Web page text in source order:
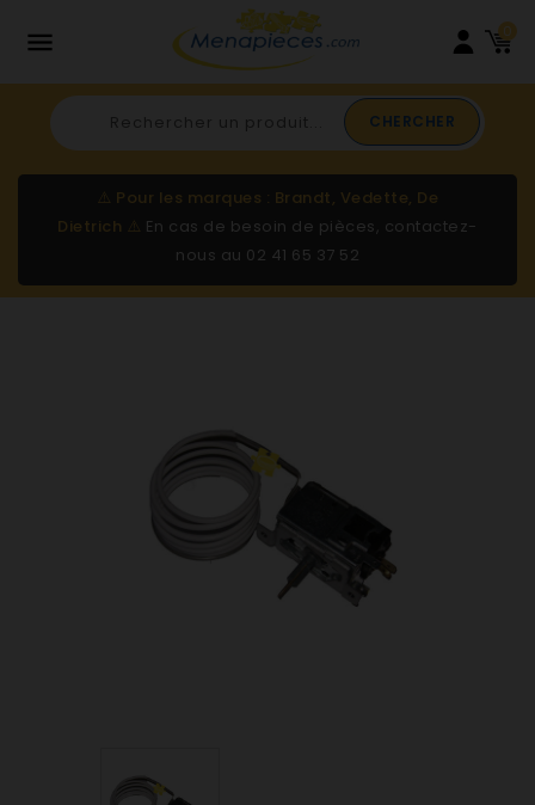
 0
CHERCHER
⚠️ Pour les marques : Brandt, Vedette, De
Dietrich ⚠️ En cas de besoin de pièces, contactez-
nous au 02 41 65 37 52